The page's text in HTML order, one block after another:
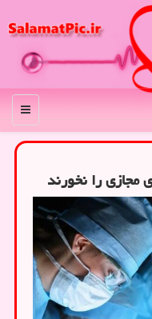
منو
مجازی را نخورند